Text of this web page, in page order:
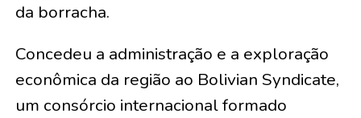
da borracha.
Concedeu a administração e a exploração
econômica da região ao Bolivian Syndicate,
um consórcio internacional formado